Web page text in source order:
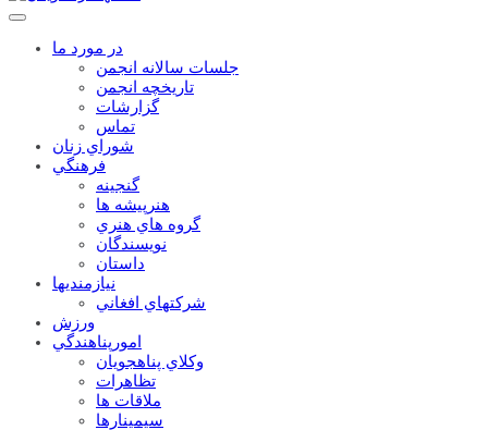
در مورد ما
جلسات سالانه انجمن
تاریخچه انجمن
گزارشات
تماس
شوراي زنان
فرهنگي
گنجينه
هنرپيشه ها
گروه هاي هنري
نويسندگان
داستان
نيازمنديها
شرکتهاي افغاني
ورزش
امورپناهندگي
وکلاي پناهجويان
تظاهرات
ملاقات ها
سيمينارها